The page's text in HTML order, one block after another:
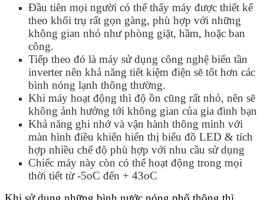
Đầu tiên mọi người có thể thấy máy được thiết kế
theo khối trụ rất gọn gàng, phù hợp với những
không gian nhỏ như phòng giặt, hầm, hoặc ban
công.
Tiếp theo đó là máy sử dụng công nghệ biến tần
inverter nên khả năng tiết kiệm điện sẽ tốt hơn các
bình nóng lạnh thông thường.
Khi máy hoạt động thì độ ồn cũng rất nhỏ, nên sẽ
không ảnh hưởng tới không gian của gia đình bạn
Khả năng ghi nhớ và vận hành thông minh với
màn hình điều khiển hiển thị biểu đồ LED & tích
hợp nhiều chế độ phù hợp với nhu cầu sử dụng
Chiếc máy này còn có thể hoạt động trong mọi
thời tiết từ -5oC đến + 43oC